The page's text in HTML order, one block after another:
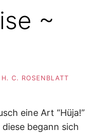
~
H. C. ROSENBLATT
eine Art “Hüja!”
begann sich